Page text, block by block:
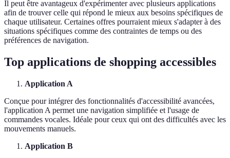
Il peut être avantageux d'expérimenter avec plusieurs applications
afin de trouver celle qui répond le mieux aux besoins spécifiques de
chaque utilisateur. Certaines offres pourraient mieux s'adapter à des
situations spécifiques comme des contraintes de temps ou des
préférences de navigation.
Top applications de shopping accessibles
Application A
Conçue pour intégrer des fonctionnalités d'accessibilité avancées,
l'application A permet une navigation simplifiée et l'usage de
commandes vocales. Idéale pour ceux qui ont des difficultés avec les
mouvements manuels.
Application B